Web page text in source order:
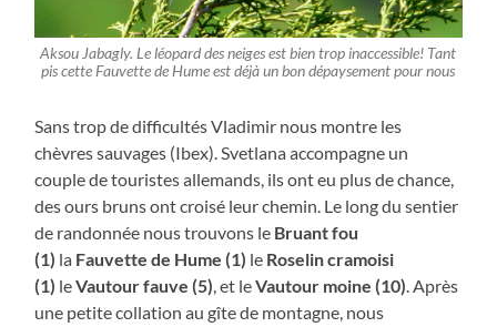
Aksou Jabagly. Le léopard des neiges est bien trop inaccessible! Tant
pis cette Fauvette de Hume est déjà un bon dépaysement pour nous
Sans trop de difficultés Vladimir nous montre les
chèvres sauvages (Ibex). Svetlana accompagne un
couple de touristes allemands, ils ont eu plus de chance,
des ours bruns ont croisé leur chemin. Le long du sentier
de randonnée nous trouvons le Bruant fou
(1) la Fauvette de Hume (1) le Roselin cramoisi
(1) leVautour fauve (5), et leVautour moine (10). Après
une petite collation au gîte de montagne, nous